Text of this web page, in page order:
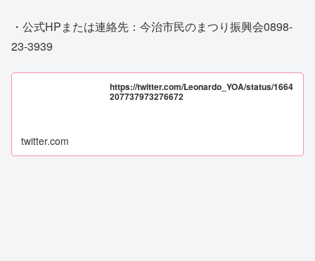
・公式HPまたは連絡先：今治市民のまつり振興会0898-
23-3939
https://twitter.com/Leonardo_YOA/status/1664
207737973276672
twitter.com